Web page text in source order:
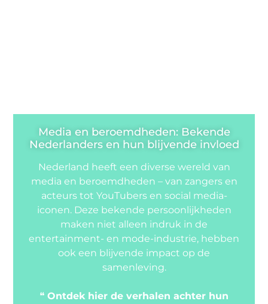
Media en beroemdheden: Bekende
Nederlanders en hun blijvende invloed
Nederland heeft een diverse wereld van
media en beroemdheden – van zangers en
acteurs tot YouTubers en social media-
iconen. Deze bekende persoonlijkheden
maken niet alleen indruk in de
entertainment- en mode-industrie, hebben
ook een blijvende impact op de
samenleving.
❝ Ontdek hier de verhalen achter hun